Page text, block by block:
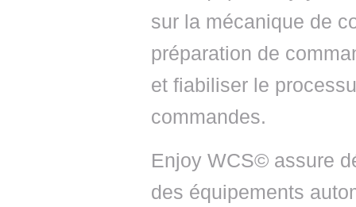
sur la mécanique de
préparation de
et fiabiliser le
commandes.
Enjoy WCS© assure
des équipements